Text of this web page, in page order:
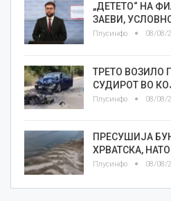
„ДЕТЕТО“ НА
ЗАЕВИ,
Плусинфо 08/08/
ТРЕТО ВОЗИЛО
СУДИРОТ ВО
Плусинфо 08/08/
ПРЕСУШИЈА
ХРВАТСКА,
Плусинфо 08/08/